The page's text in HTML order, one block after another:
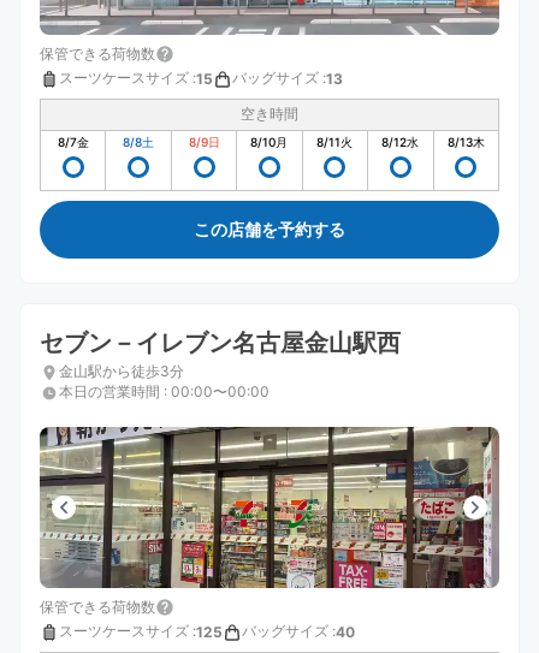
保管できる荷物数
スーツケースサイズ :15 バッグサイズ :13
空き時間
8/7金 8/8土 8/9日 8/10月 8/11火 8/12水 8/13木
この店舗を予約する
セブン－イレブン名古屋金山駅西
金山駅から徒歩3分
本日の営業時間 : 00:00〜00:00
保管できる荷物数
スーツケースサイズ :125 バッグサイズ :40